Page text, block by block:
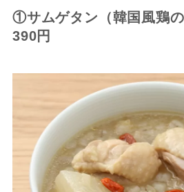
①サムゲタン（韓国風鶏の
390円